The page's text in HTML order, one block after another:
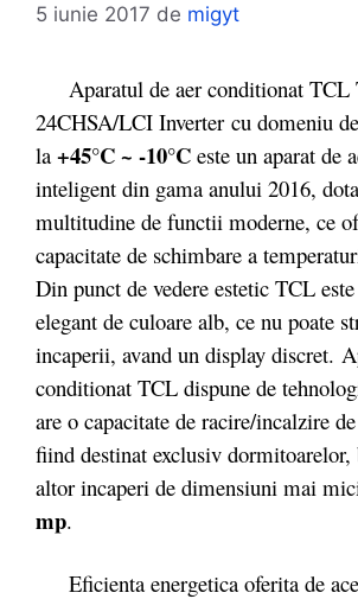
5 iunie 2017 de migyt
Aparatul de aer conditionat TCL
24CHSA/LCI Inverter cu domeniu
la +45°C ~ -10°C este un aparat de
inteligent din gama anului 2016,
multitudine de functii moderne, ce
capacitate de schimbare a
Din punct de vedere estetic TCL
elegant de culoare alb, ce nu poate
incaperii, avand un display discret.
conditionat TCL dispune de
are o capacitate de racire/incalzire de
fiind destinat exclusiv
altor incaperi de dimensiuni mai
mp.
Eficienta energetica oferita de